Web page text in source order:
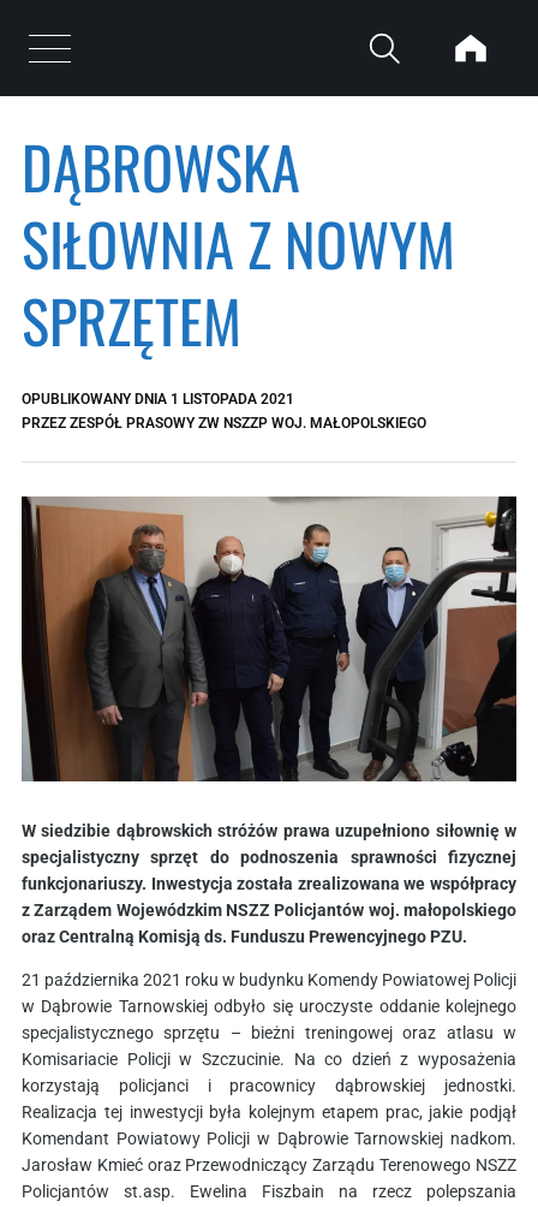
Otwórz menu
DĄBROWSKA
SIŁOWNIA Z NOWYM
SPRZĘTEM
OPUBLIKOWANY DNIA 1 LISTOPADA 2021
PRZEZ ZESPÓŁ PRASOWY ZW NSZZP WOJ. MAŁOPOLSKIEGO
W siedzibie dąbrowskich stróżów prawa uzupełniono siłownię w
specjalistyczny sprzęt do podnoszenia sprawności fizycznej
funkcjonariuszy. Inwestycja została zrealizowana we współpracy
z Zarządem Wojewódzkim NSZZ Policjantów woj. małopolskiego
oraz Centralną Komisją ds. Funduszu Prewencyjnego PZU.
21 października 2021 roku w budynku Komendy Powiatowej Policji
w Dąbrowie Tarnowskiej odbyło się uroczyste oddanie kolejnego
specjalistycznego sprzętu – bieżni treningowej oraz atlasu w
Komisariacie Policji w Szczucinie. Na co dzień z wyposażenia
korzystają policjanci i pracownicy dąbrowskiej jednostki.
Realizacja tej inwestycji była kolejnym etapem prac, jakie podjął
Komendant Powiatowy Policji w Dąbrowie Tarnowskiej nadkom.
Jarosław Kmieć oraz Przewodniczący Zarządu Terenowego NSZZ
Policjantów st.asp. Ewelina Fiszbain na rzecz polepszania